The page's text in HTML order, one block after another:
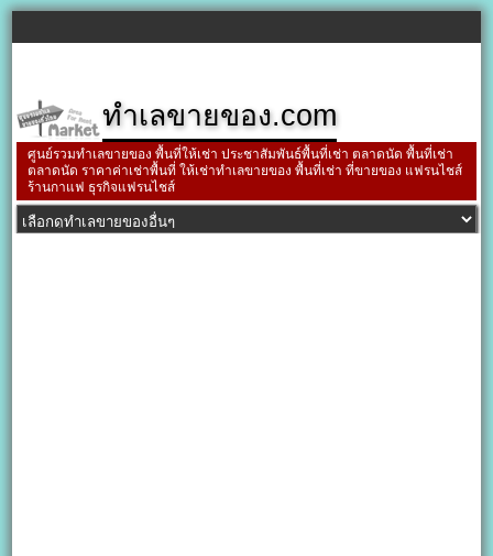
ทำเลขายของ.com
ศูนย์รวมทำเลขายของ พื้นที่ให้เช่า ประชาสัมพันธ์พื้นที่เช่า ตลาดนัด พื้นที่เช่า
ตลาดนัด ราคาค่าเช่าพื้นที่ ให้เช่าทำเลขายของ พื้นที่เช่า ที่ขายของ แฟรนไชส์
ร้านกาแฟ ธุรกิจแฟรนไชส์